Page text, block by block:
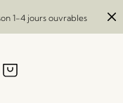
1-4 jours ouvrables